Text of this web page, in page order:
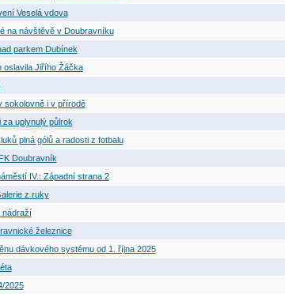
Veselá vdova
na návštěvě v Doubravníku
parkem Dubínek
oslavila Jiřího Žáčka
sokolovně i v přírodě
za uplynulý půlrok
plná gólů a radosti z fotbalu
Doubravník
IV.: Západní strana 2
z ruky
nádraží
železnice
dávkového systému od 1. října 2025
2025